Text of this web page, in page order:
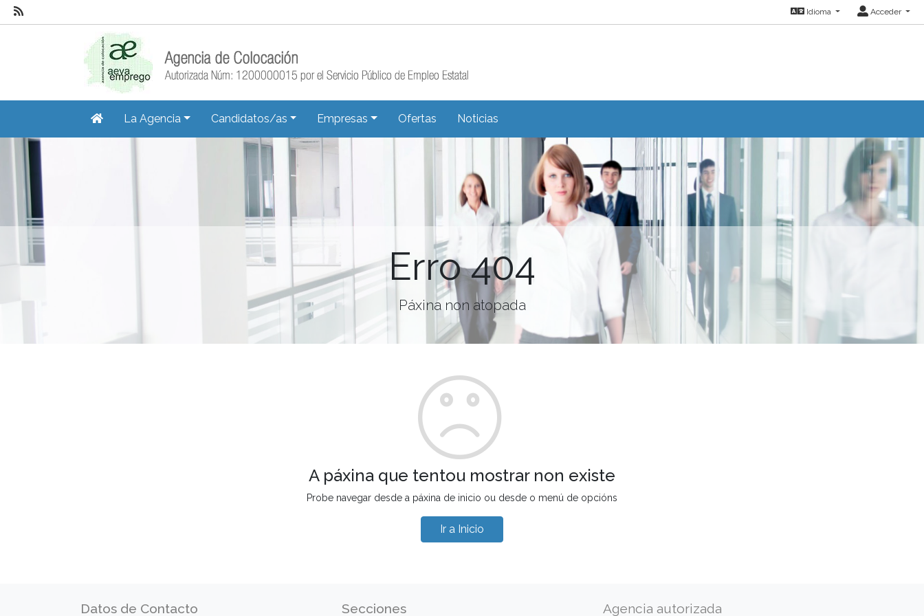
Idioma Acceder
La Agencia Candidatos/as Empresas Ofertas Noticias
Erro 404
Páxina non atopada
A páxina que tentou mostrar non existe
Probe navegar desde a páxina de inicio ou desde o menú de opcións
Ir a Inicio
Datos de Contacto Secciones Agencia autorizada